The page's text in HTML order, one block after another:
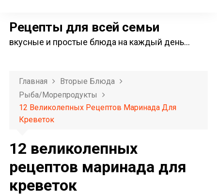
Рецепты для всей семьи
вкусные и простые блюда на каждый день…
Главная
Вторые Блюда
Рыба/морепродукты
12 Великолепных Рецептов Маринада Для
Креветок
12 великолепных
рецептов маринада для
креветок